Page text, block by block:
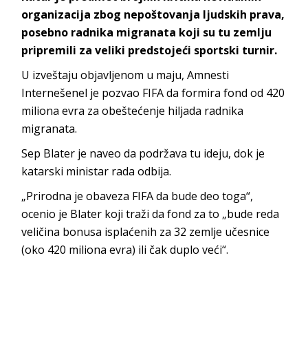
organizacija zbog nepoštovanja ljudskih prava,
posebno radnika migranata koji su tu zemlju
pripremili za veliki predstojeći sportski turnir.
U izveštaju objavljenom u maju, Amnesti
Internešenel je pozvao FIFA da formira fond od 420
miliona evra za obeštećenje hiljada radnika
migranata.
Sep Blater je naveo da podržava tu ideju, dok je
katarski ministar rada odbija.
„Prirodna je obaveza FIFA da bude deo toga“,
ocenio je Blater koji traži da fond za to „bude reda
veličina bonusa isplaćenih za 32 zemlje učesnice
(oko 420 miliona evra) ili čak duplo veći“.